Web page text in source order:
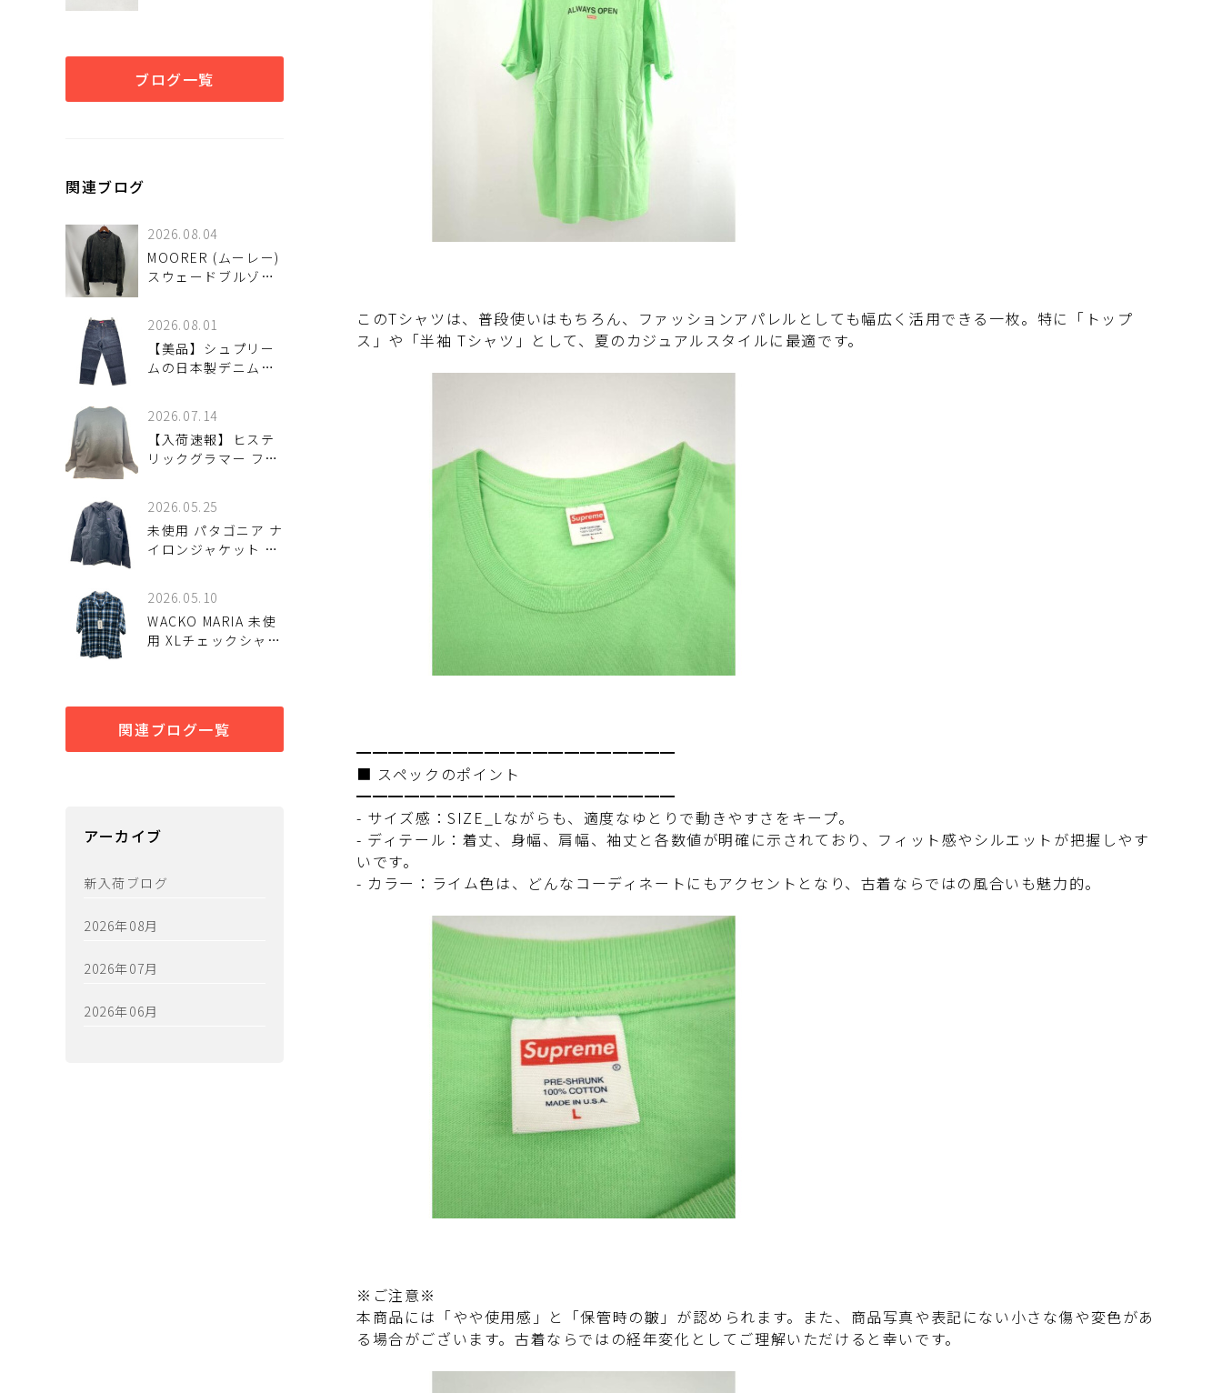
ブログ一覧
関連ブログ
2026.08.04
MOORER (ムーレー)
スウェードブルゾン
2026.08.01
【美品】シュプリー
ムの日本製デニムパ
Jean
2026.07.14
【入荷速報】ヒステ
リックグラマー ファ
紹介！
2026.05.25
未使用 パタゴニア ナ
イロンジャケット 入
2026.05.10
WACKO MARIA 未使
用 XLチェックシャツ
関連ブログ一覧
アーカイブ
新入荷ブログ
2026年08月
2026年07月
2026年06月
このTシャツは、普段使いはもちろん、ファッションアパレルとしても幅広く活用できる一枚。特に「トップ
ス」や「半袖 Tシャツ」として、夏のカジュアルスタイルに最適です。
━━━━━━━━━━━━━━━━━━━━
■ スペックのポイント
━━━━━━━━━━━━━━━━━━━━
- サイズ感：SIZE_Lながらも、適度なゆとりで動きやすさをキープ。
- ディテール：着丈、身幅、肩幅、袖丈と各数値が明確に示されており、フィット感やシルエットが把握しやす
いです。
- カラー：ライム色は、どんなコーディネートにもアクセントとなり、古着ならではの風合いも魅力的。
※ご注意※
本商品には「やや使用感」と「保管時の皺」が認められます。また、商品写真や表記にない小さな傷や変色があ
る場合がございます。古着ならではの経年変化としてご理解いただけると幸いです。